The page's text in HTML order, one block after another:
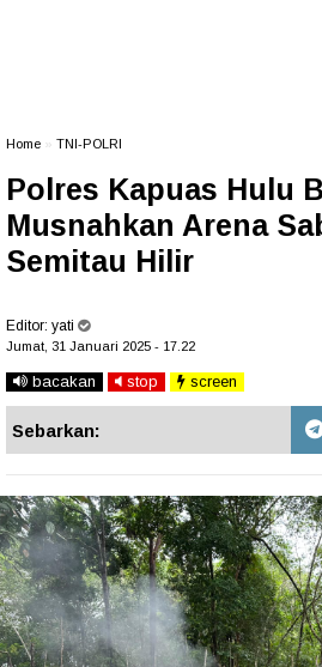
Home TNI-POLRI
Polres Kapuas Hulu
Musnahkan Arena
Semitau Hilir
Editor: yati
Jumat, 31 Januari 2025 - 17.22
bacakan stop screen
Sebarkan: